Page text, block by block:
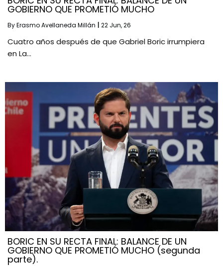
GOBIERNO QUE PROMETIÓ MUCHO
ByErasmo Avellaneda Millán 22 Jun, 26
Cuatro años después de que Gabriel Boric irrumpiera
en La…
BORIC EN SU RECTA FINAL: BALANCE DE UN
GOBIERNO QUE PROMETIÓ MUCHO (segunda
parte).